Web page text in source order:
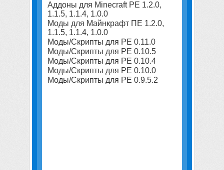
Аддоны для Minecraft PE 1.2.0,
1.1.5, 1.1.4, 1.0.0
Моды для Майнкрафт ПЕ 1.2.0,
1.1.5, 1.1.4, 1.0.0
Моды/Скрипты для PE 0.11.0
Моды/Скрипты для PE 0.10.5
Моды/Скрипты для PE 0.10.4
Моды/Скрипты для PE 0.10.0
Моды/Скрипты для PE 0.9.5.2